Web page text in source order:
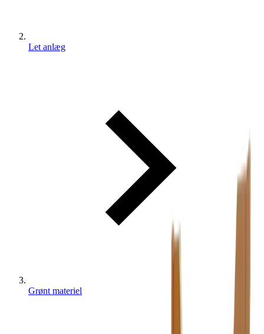
Let anlæg
Grønt materiel